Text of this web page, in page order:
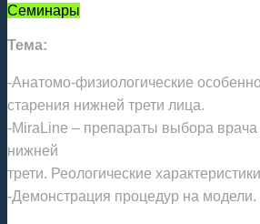
Семинары
Тема:
-Анатомо-физиологические
старения нижней трети лица.
-MiraLine – препараты выбора
нижней
трети. Реологические
-Демонстрация процедур на модели.